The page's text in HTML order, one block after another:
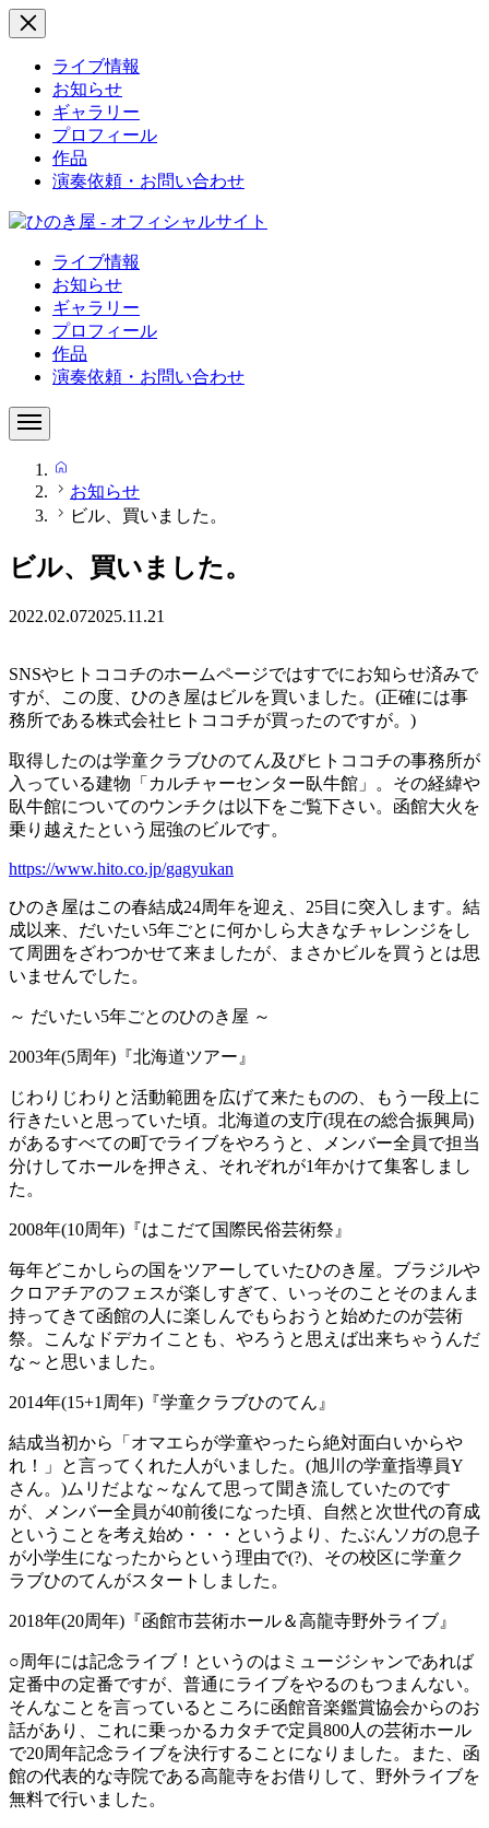
ライブ情報
お知らせ
ギャラリー
プロフィール
作品
演奏依頼・お問い合わせ
ライブ情報
お知らせ
ギャラリー
プロフィール
作品
演奏依頼・お問い合わせ
お知らせ
ビル、買いました。
ビル、買いました。
2022.02.072025.11.21
SNSやヒトココチのホームページではすでにお知らせ済みで
すが、この度、ひのき屋はビルを買いました。(正確には事
務所である株式会社ヒトココチが買ったのですが。)
取得したのは学童クラブひのてん及びヒトココチの事務所が
入っている建物「カルチャーセンター臥牛館」。その経緯や
臥牛館についてのウンチクは以下をご覧下さい。函館大火を
乗り越えたという屈強のビルです。
https://www.hito.co.jp/gagyukan
ひのき屋はこの春結成24周年を迎え、25目に突入します。結
成以来、だいたい5年ごとに何かしら大きなチャレンジをし
て周囲をざわつかせて来ましたが、まさかビルを買うとは思
いませんでした。
～ だいたい5年ごとのひのき屋 ～
2003年(5周年)『北海道ツアー』
じわりじわりと活動範囲を広げて来たものの、もう一段上に
行きたいと思っていた頃。北海道の支庁(現在の総合振興局)
があるすべての町でライブをやろうと、メンバー全員で担当
分けしてホールを押さえ、それぞれが1年かけて集客しまし
た。
2008年(10周年)『はこだて国際民俗芸術祭』
毎年どこかしらの国をツアーしていたひのき屋。ブラジルや
クロアチアのフェスが楽しすぎて、いっそのことそのまんま
持ってきて函館の人に楽しんでもらおうと始めたのが芸術
祭。こんなドデカイことも、やろうと思えば出来ちゃうんだ
な～と思いました。
2014年(15+1周年)『学童クラブひのてん』
結成当初から「オマエらが学童やったら絶対面白いからや
れ！」と言ってくれた人がいました。(旭川の学童指導員Y
さん。)ムリだよな～なんて思って聞き流していたのです
が、メンバー全員が40前後になった頃、自然と次世代の育成
ということを考え始め・・・というより、たぶんソガの息子
が小学生になったからという理由で(?)、その校区に学童ク
ラブひのてんがスタートしました。
2018年(20周年)『函館市芸術ホール＆高龍寺野外ライブ』
○周年には記念ライブ！というのはミュージシャンであれば
定番中の定番ですが、普通にライブをやるのもつまんない。
そんなことを言っているところに函館音楽鑑賞協会からのお
話があり、これに乗っかるカタチで定員800人の芸術ホール
で20周年記念ライブを決行することになりました。また、函
館の代表的な寺院である高龍寺をお借りして、野外ライブを
無料で行いました。